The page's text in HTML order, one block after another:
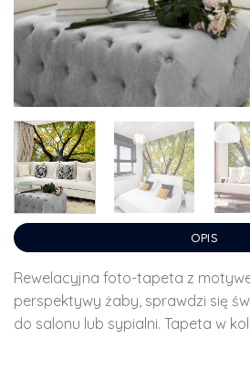
OPIS
Rewelacyjna foto-tapeta z
perspektywy żaby, sprawdzi się
do salonu lub sypialni. Tapeta w